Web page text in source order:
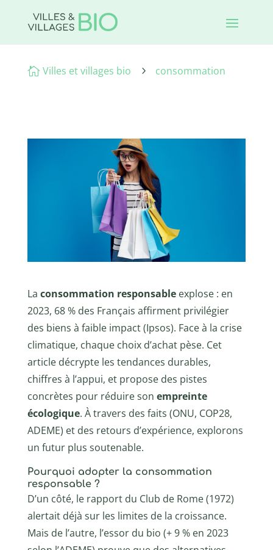
 Villes et villages bio 5 consommation
La consommation responsableexplose : en
2023, 68 % des Français affirment privilégier
des biens à faible impact (Ipsos). Face à la crise
climatique, chaque choix d’achat pèse. Cet
article décrypte les tendances durables,
chiffres à l’appui, et propose des pistes
concrètes pour réduire son empreinte
écologique. À travers des faits (ONU, COP28,
ADEME) et des retours d’expérience, explorons
un futur plus soutenable.
Pourquoi adopter la consommation
responsable ?
D’un côté, le rapport du Club de Rome (1972)
alertait déjà sur les limites de la croissance.
Mais de l’autre, l’essor du bio (+ 9 % en 2023